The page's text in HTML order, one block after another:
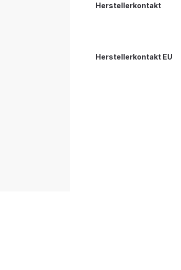
Herstellerkontakt
Herstellerkontakt EU